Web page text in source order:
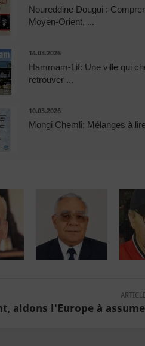
Noureddine Dougui :
Moyen-Orient, ...
14.03.2026
Hammam-Lif: Une ville qui
retrouver ...
10.03.2026
Mongi Chemli: Mélanges à
aidons l'Europe à